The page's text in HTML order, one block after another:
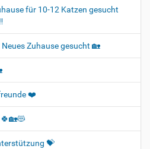
für 10-12 Katzen gesucht
Zuhause gesucht 🏡
❤️
💝